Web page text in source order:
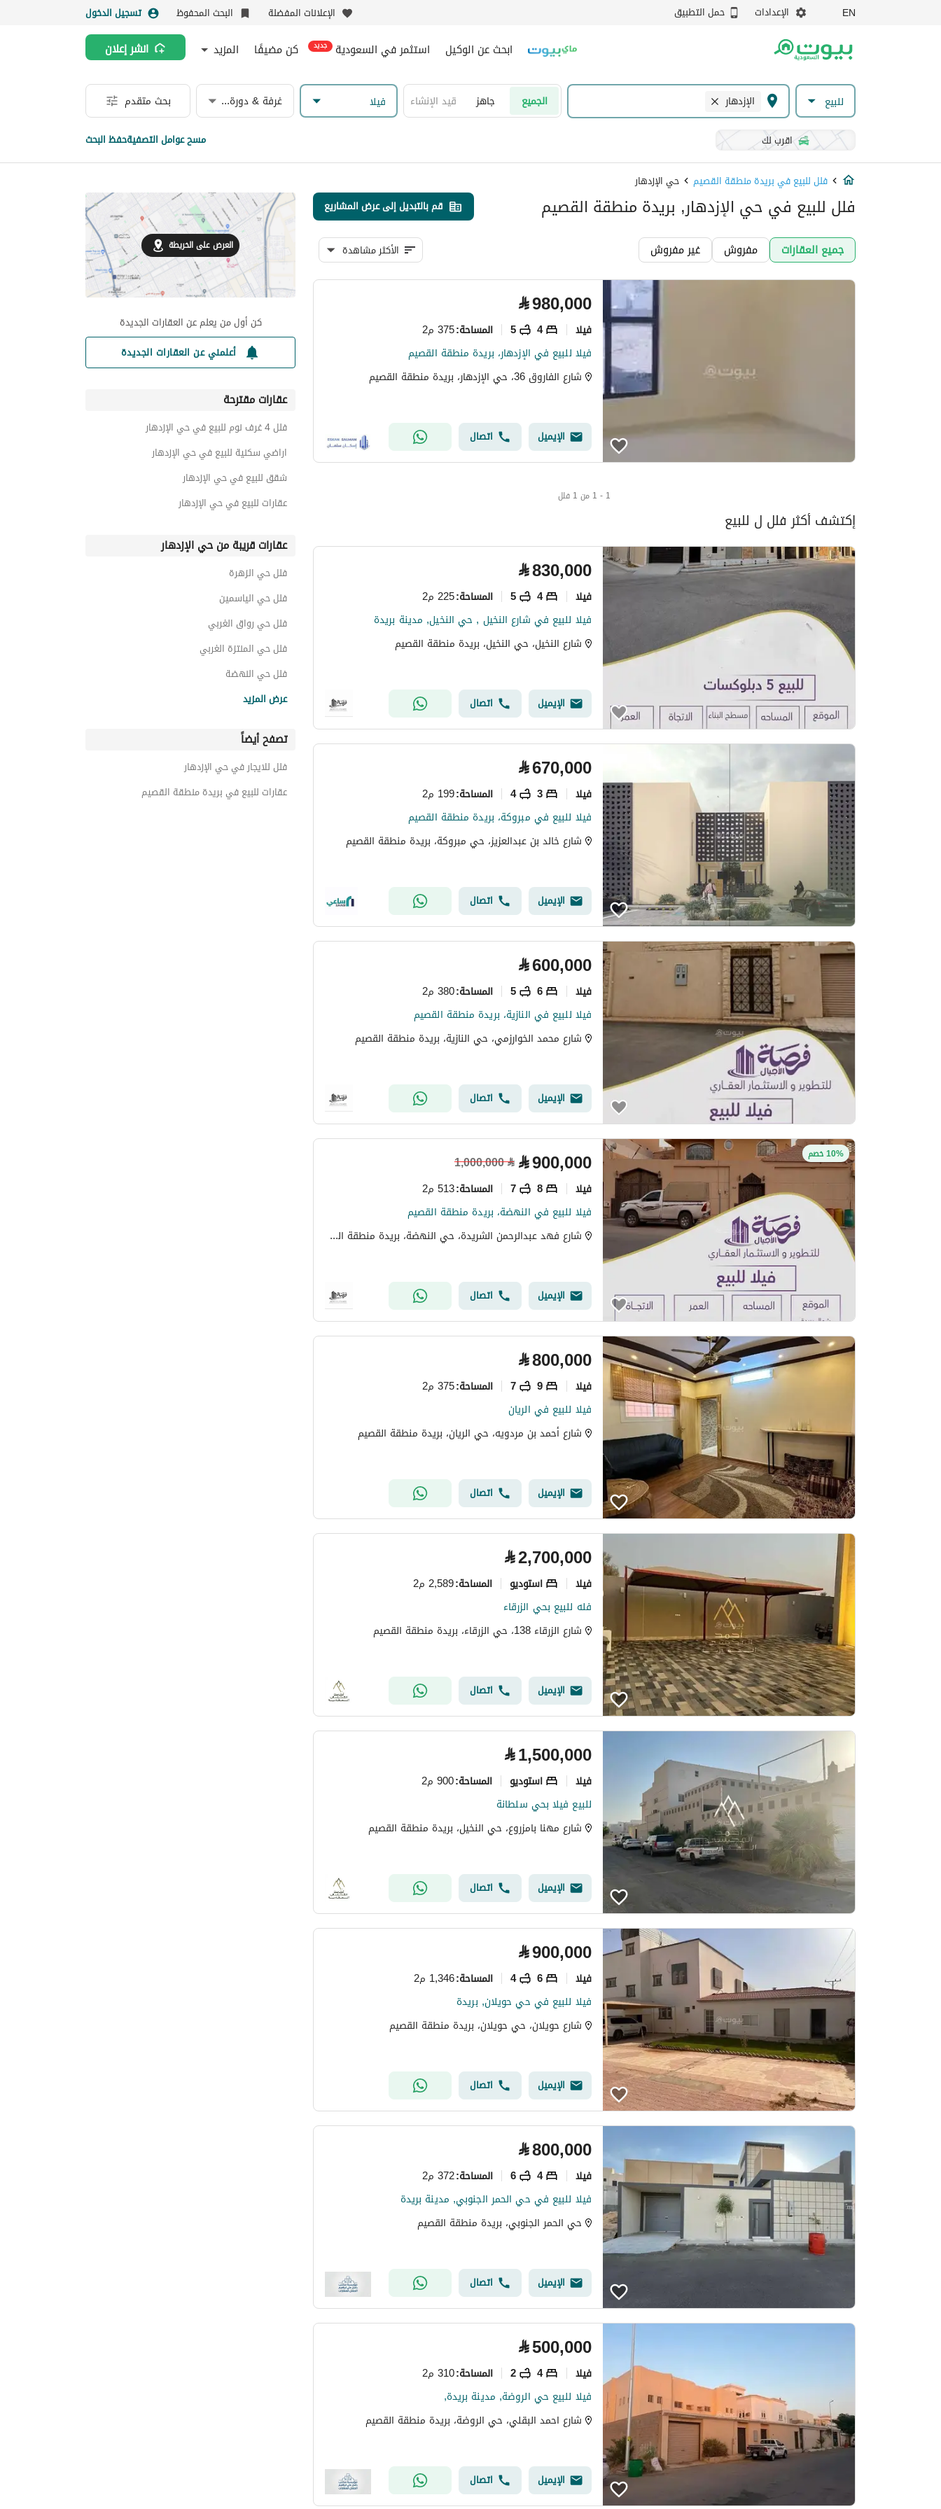
EN الإعدادات حمل التطبيق الإعلانات المفضلة البحث المحفوظ تسجيل الدخول
ابحث عن الوكيل استثمر في السعودية جديد كن مضيفًا المزيد انشر إعلان
للبيع الإزدهار الجميع جاهز قيد الإنشاء فیلا غرفة & دورة مياه بحث متقدم
اقرب لك مسح عوامل التصفيةحفظ البحث
فلل للبيع في بريدة منطقة القصيم حي الإزدهار
فلل للبيع في حي الإزدهار, بريدة منطقة القصيم قم بالتبديل إلى عرض المشاريع
جميع العقارات مفروش غير مفروش الأكثر مشاهدة
⃁980,000
فیلا 4
5 المساحة:375 م2
فيلا للبيع في الإزدهار، بريدة منطقة القصيم
شارع الفاروق 36، حي الإزدهار، بريدة منطقة القصيم
الإيميل اتصال
1 - 1 من 1 فلل
إكتشف أكثر فلل ل للبيع
⃁830,000
فیلا 4
5 المساحة:225 م2
فيلا للبيع في شارع النخيل , حي النخيل, مدينة بريدة
شارع النخيل، حي النخيل، بريدة منطقة القصيم
الإيميل اتصال
⃁670,000
فیلا 3
4 المساحة:199 م2
فيلا للبيع في مبروكة، بريدة منطقة القصيم
شارع خالد بن عبدالعزيز، حي مبروكة، بريدة منطقة القصيم
الإيميل اتصال
⃁600,000
فیلا 6
5 المساحة:380 م2
فيلا للبيع في النازية، بريدة منطقة القصيم
شارع محمد الخوارزمي، حي النازية، بريدة منطقة القصيم
الإيميل اتصال
10% خصم ⃁900,000
⃁
1,000,000
فیلا 8
7 المساحة:513 م2
فيلا للبيع في النهضة، بريدة منطقة القصيم
شارع فهد عبدالرحمن الشريدة، حي النهضة، بريدة منطقة القصيم
الإيميل اتصال
⃁800,000
فیلا 9
7 المساحة:375 م2
فيلا للبيع في الريان
شارع أحمد بن مردويه، حي الريان، بريدة منطقة القصيم
الإيميل اتصال
⃁2,700,000
فیلا استوديو المساحة:2,589 م2
فله للبيع بحي الزرقاء
شارع الزرقاء 138، حي الزرقاء، بريدة منطقة القصيم
الإيميل اتصال
⃁1,500,000
فیلا استوديو المساحة:900 م2
للبيع فيلا بحي سلطانة
شارع مهنا بامزروع، حي النخيل، بريدة منطقة القصيم
الإيميل اتصال
⃁900,000
فیلا 6
4 المساحة:1,346 م2
فيلا للبيع في حي حويلان, بريدة
شارع حويلان، حي حويلان، بريدة منطقة القصيم
الإيميل اتصال
⃁800,000
فیلا 4
6 المساحة:372 م2
فيلا للبيع في حي الحمر الجنوبي, مدينة بريدة
حي الحمر الجنوبي، بريدة منطقة القصيم
الإيميل اتصال
⃁500,000
فیلا 4
2 المساحة:310 م2
فيلا للبيع حي الروضة, مدينة بريدة,
شارع احمد البقلي، حي الروضة، بريدة منطقة القصيم
الإيميل اتصال
العرض على الخريطة
كن أول من يعلم عن العقارات الجديدة
أعلمني عن العقارات الجديدة
عقارات مقترحة
فلل 4 غرف نوم للبيع في حي الإزدهار
اراضي سكنية للبيع في حي الإزدهار
شقق للبيع في حي الإزدهار
عقارات للبيع في حي الإزدهار
عقارات قريبة من حي الإزدهار
فلل حي الزهرة
فلل حي الياسمين
فلل حي رواق الغربي
فلل حي المنتزة الغربي
فلل حي النهضة
فلل حي الحزم
فلل حي النقيب الشمالي
فلل حي الريان
عرض المزيد
تصفح أيضاً
فلل للايجار في حي الإزدهار
عقارات للبيع في بريدة منطقة القصيم